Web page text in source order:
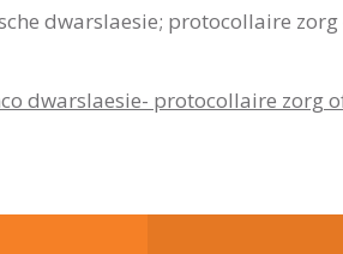
dwarslaesie; protocollaire
dwarslaesie- protocollaire zorg